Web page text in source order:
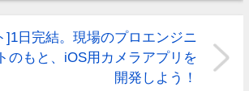
]1日完結。現場のプロエンジニ
のもと、iOS用カメラアプリを
開発しよう！